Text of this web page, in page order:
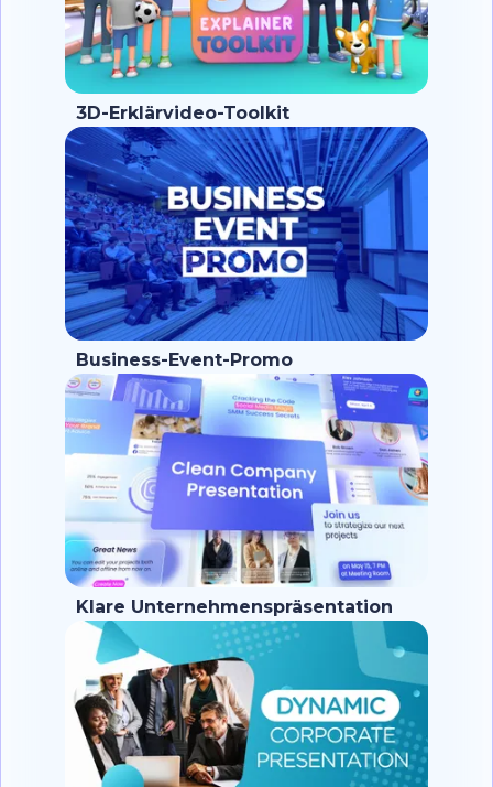
3D-Erklärvideo-Toolkit
Business-Event-Promo
Klare Unternehmenspräsentation